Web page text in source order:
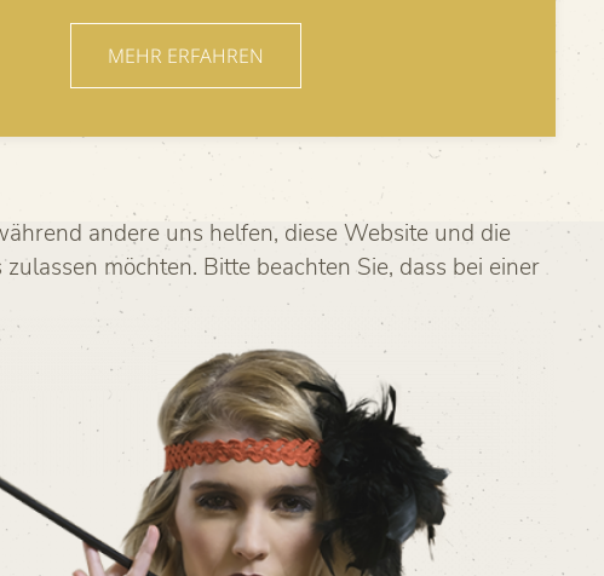
MEHR ERFAHREN
andere uns helfen, diese Website und die
möchten. Bitte beachten Sie, dass bei einer